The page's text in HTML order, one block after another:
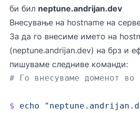
би бил neptune.andrijan.dev
Внесување на hostname на
За да го внесиме името на
(neptune.andrijan.dev) на брз и
пишуваме следниве команди:
# Го внесуваме доменот во
$ echo